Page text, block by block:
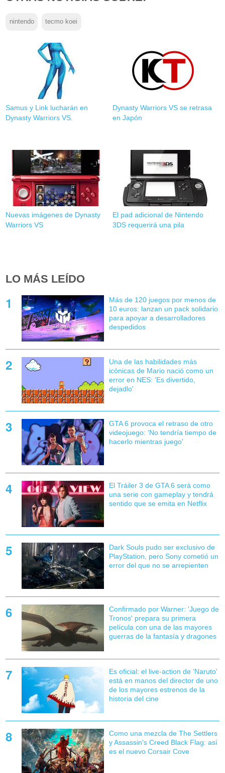
nintendo tecmo koei
Samus y Link lucharán en
Dynasty Warriors VS.
Dynasty Warriors VS se retrasa
en Japón
Nuevas imágenes de Dynasty
Warriors VS
El pad adicional de Nintendo
3DS requerirá una pila
LO MÁS LEÍDO
Más de 120 juegos por menos de
10 euros: lanzan un pack solidario
para apoyar a desarrolladores
despedidos
Una de las habilidades más
icónicas de Mario nació como un
error en NES: 'Es divertido,
dejadlo'
GTA 6 provoca el retraso de otro
videojuego: 'No tendría tiempo de
hacerlo mientras juego'
El Tráiler 3 de GTA 6 será como
una serie con gameplay y tendrá
sentido que se emita en Netflix
Dark Souls pudo ser exclusivo de
PlayStation, pero Sony cometió un
error del que no se arrepienten
Confirmado por Warner: 'Juego de
Tronos' prepara su primera
película con una de las mayores
guerras de la fantasía y dragones
Es oficial: el live-action de 'Naruto'
está en manos del director de uno
de los mayores estrenos de la
historia del cine
Como una mezcla de The Settlers
y Assassin's Creed Black Flag: así
es el nuevo Corsair Cove